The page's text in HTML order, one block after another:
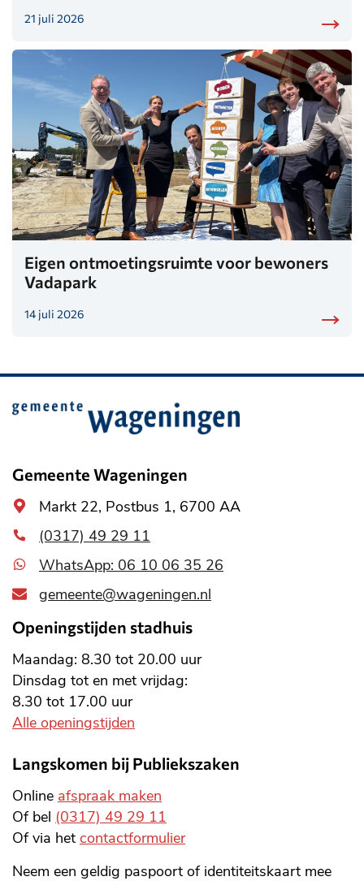
21 juli 2026
Eigen ontmoetingsruimte voor bewoners
Vadapark
14 juli 2026
Belangrijke
informatie
Gemeente Wageningen
Algemeen
adres
Markt 22, Postbus 1, 6700 AA
(0317) 49 29 11
WhatsApp: 06 10 06 35 26
gemeente@wageningen.nl
Openingstijden stadhuis
Maandag: 8.30 tot 20.00 uur
Dinsdag tot en met vrijdag:
8.30 tot 17.00 uur
Alle openingstijden
Langskomen bij Publiekszaken
Online afspraak maken
Of bel (0317) 49 29 11
Of via het contactformulier
Neem een geldig paspoort of identiteitskaart mee